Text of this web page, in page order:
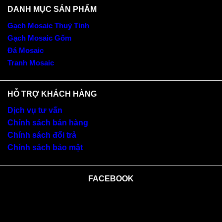
DANH MỤC SẢN PHẨM
Gạch Mosaic Thuỷ Tinh
Gạch Mosaic Gốm
Đá Mosaic
Tranh Mosaic
HỖ TRỢ KHÁCH HÀNG
Dịch vụ tư vấn
Chính sách bán hàng
Chính sách đổi trả
Chính sách bảo mật
FACEBOOK